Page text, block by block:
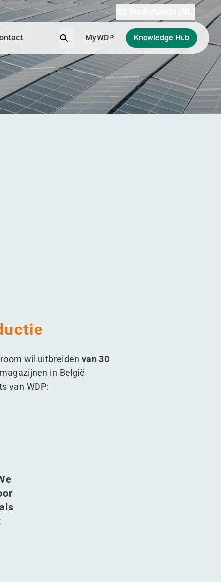
ZoekMyWDP Knowledge Hub
wil uitbreiden van 30
in België
van WDP: